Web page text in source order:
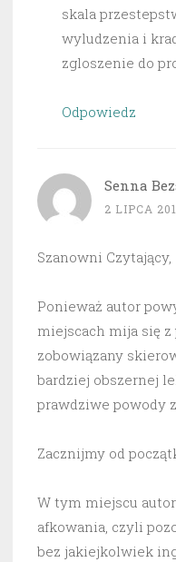
skala
wyludzenia i
zgloszenie do
Odpowiedz
Senna
2 LIPCA
Szanowni Czytający,
Ponieważ autor
miejscach mija się z
zobowiązany
bardziej obszernej
prawdziwe powody
Zacznijmy od
W tym miejscu
afkowania, czyli
bez jakiejkolwiek